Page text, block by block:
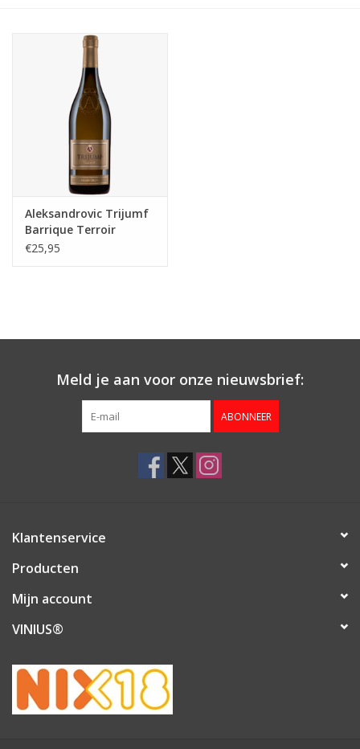
Aleksandrovic Trijumf
Barrique Terroir
Chardonnay
€25,95
Meld je aan voor onze nieuwsbrief:
ABONNEER
Klantenservice
Producten
Mijn account
VINIUS®